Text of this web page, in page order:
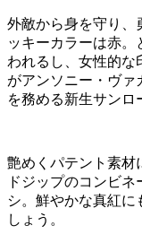
外敵から身を守り、
ッキーカラーは赤
われるし、女性的な
がアンソニー・ヴァ
を務める新生サンロ
艶めくパテント素材
ドジップのコンビ
シ。鮮やかな真紅
しょう。